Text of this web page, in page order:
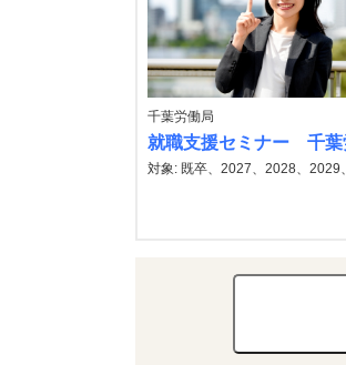
千葉労働局
就職支援セミナー 千葉
対象: 既卒、2027、2028、2029